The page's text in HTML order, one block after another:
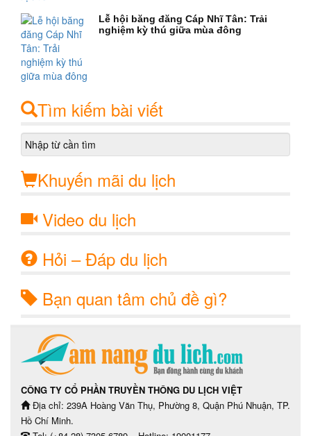
Lễ hội băng đăng Cáp Nhĩ Tân: Trải
nghiệm kỳ thú giữa mùa đông
Tìm kiếm bài viết
Khuyến mãi du lịch
Video du lịch
Hỏi – Đáp du lịch
Bạn quan tâm chủ đề gì?
CÔNG TY CỔ PHẦN TRUYỀN THÔNG DU LỊCH VIỆT
Địa chỉ: 239A Hoàng Văn Thụ, Phường 8, Quận Phú Nhuận, TP.
Hồ Chí Minh.